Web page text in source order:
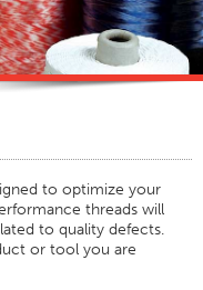
to optimize your
threads will
to quality defects.
or tool you are